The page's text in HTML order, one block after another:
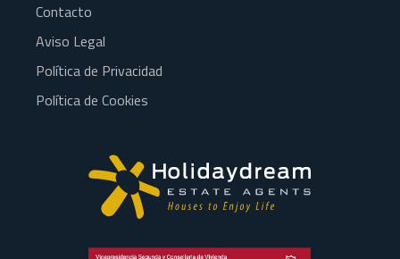
Contacto
Aviso Legal
Política de Privacidad
Política de Cookies